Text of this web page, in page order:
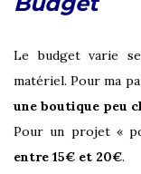
Le budget varie
matériel. Pour ma
une boutique peu
Pour un projet «
entre 15€ et 20€.